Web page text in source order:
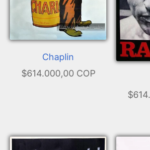
Chaplin
$614.000,00 COP